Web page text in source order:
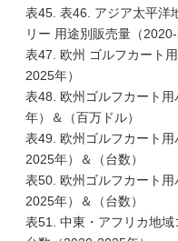
表45. 表46. アジア太平洋
リー 用途別販売量（2020-
表47. 欧州 ゴルフカート
2025年）
表48. 欧州ゴルフカート
年）＆（百万ドル）
表49. 欧州ゴルフカート
2025年）＆（台数）
表50. 欧州ゴルフカート
2025年）＆（台数）
表51. 中東・アフリカ地